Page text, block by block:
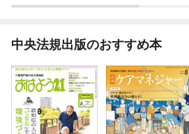
中央法規出版のおすすめ本